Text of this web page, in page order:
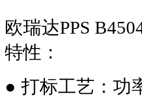
欧瑞达PPS
特性：
● 打标工艺：功